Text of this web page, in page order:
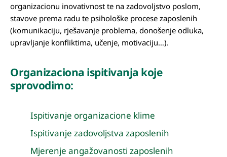
organizacionu inovativnost te na zadovoljstvo poslom,
stavove prema radu te psihološke procese zaposlenih
(komunikaciju, rješavanje problema, donošenje odluka,
upravljanje konfliktima, učenje, motivaciju…).
Organizaciona ispitivanja koje
sprovodimo:
Ispitivanje organizacione klime
Ispitivanje zadovoljstva zaposlenih
Mjerenje angažovanosti zaposlenih